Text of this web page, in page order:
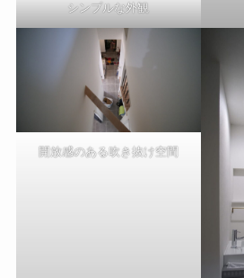
シンプルな外観
開放感のある吹き抜け空間